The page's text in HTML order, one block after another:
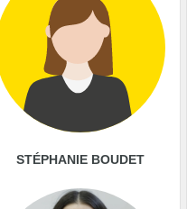
STÉPHANIE BOUDET